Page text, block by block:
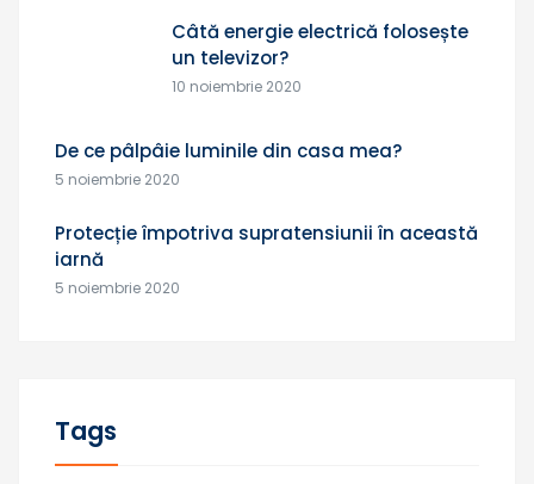
Câtă energie electrică folosește
un televizor?
10 noiembrie 2020
De ce pâlpâie luminile din casa mea?
5 noiembrie 2020
Protecție împotriva supratensiunii în această
iarnă
5 noiembrie 2020
Tags